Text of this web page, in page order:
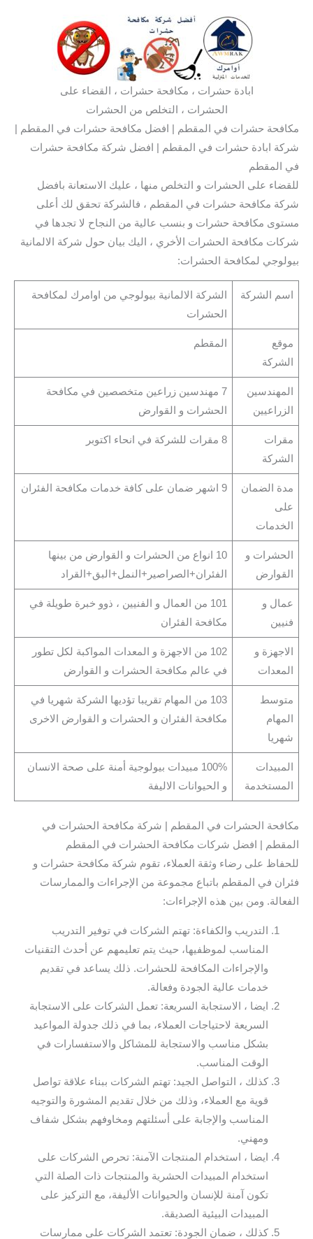
ابادة حشرات ، مكافحة حشرات ، القضاء على
الحشرات ، التخلص من الحشرات
مكافحة حشرات في المقطم | افضل مكافحة حشرات في المقطم |
شركة ابادة حشرات في المقطم | افضل شركة مكافحة حشرات
في المقطم
للقضاء على الحشرات و التخلص منها ، عليك الاستعانة بافضل
شركة مكافحة حشرات في المقطم ، فالشركة تحقق لك أعلى
مستوى مكافحة حشرات و بنسب عالية من النجاح لا تجدها في
شركات مكافحة الحشرات الأخري ، اليك بيان حول شركة الالمانية
بيولوجي لمكافحة الحشرات:
اسم الشركة
الشركة الالمانية بيولوجي من اوامرك لمكافحة
الحشرات
موقع
الشركة
المقطم
المهندسين
الزراعيين
7 مهندسين زراعين متخصصين في مكافحة
الحشرات و القوارض
مقرات
الشركة
8 مقرات للشركة في انحاء اكتوبر
مدة الضمان
على
الخدمات
9 اشهر ضمان على كافة خدمات مكافحة الفئران
الحشرات و
القوارض
10 انواع من الحشرات و القوارض من بينها
الفئران+الصراصير+النمل+البق+القراد
عمال و
فنيين
101 من العمال و الفنيين ، ذوو خبرة طويلة في
مكافحة الفئران
الاجهزة و
المعدات
102 من الاجهزة و المعدات المواكبة لكل تطور
في عالم مكافحة الحشرات و القوارض
متوسط
المهام
شهريا
103 من المهام تقريبا تؤديها الشركة شهريا في
مكافحة الفئران و الحشرات و القوارض الاخرى
المبيدات
المستخدمة
100% مبيدات بيولوجية أمنة على صحة الانسان
و الحيوانات الاليفة
مكافحة الحشرات في المقطم | شركة مكافحة الحشرات في
المقطم | افضل شركات مكافحة الحشرات في المقطم
للحفاظ على رضاء وثقة العملاء، تقوم شركة مكافحة حشرات و
فئران في المقطم باتباع مجموعة من الإجراءات والممارسات
الفعالة. ومن بين هذه الإجراءات:
التدريب والكفاءة: تهتم الشركات في توفير التدريب
المناسب لموظفيها، حيث يتم تعليمهم عن أحدث التقنيات
والإجراءات المكافحة للحشرات. ذلك يساعد في تقديم
خدمات عالية الجودة وفعالة.
ايضا ، الاستجابة السريعة: تعمل الشركات على الاستجابة
السريعة لاحتياجات العملاء، بما في ذلك جدولة المواعيد
بشكل مناسب والاستجابة للمشاكل والاستفسارات في
الوقت المناسب.
كذلك ، التواصل الجيد: تهتم الشركات ببناء علاقة تواصل
قوية مع العملاء، وذلك من خلال تقديم المشورة والتوجيه
المناسب والإجابة على أسئلتهم ومخاوفهم بشكل شفاف
ومهني.
ايضا ، استخدام المنتجات الآمنة: تحرص الشركات على
استخدام المبيدات الحشرية والمنتجات ذات الصلة التي
تكون آمنة للإنسان والحيوانات الأليفة، مع التركيز على
المبيدات البيئية الصديقة.
كذلك ، ضمان الجودة: تعتمد الشركات على ممارسات